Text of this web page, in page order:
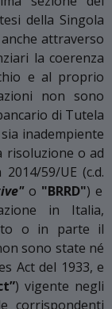
della Singola
attraverso
la coerenza
e al proprio
non sono
di Tutela
inadempiente
risoluzione o ad
59/UE (c.d.
o "BRRD") e
in Italia,
o in parte il
sono state né
Act del 1933, e
) vigente negli
corrispondenti